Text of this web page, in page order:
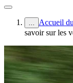
... Accueil
savoir sur les